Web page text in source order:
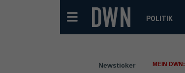
POLITIK
Newsticker MEIN DWN: